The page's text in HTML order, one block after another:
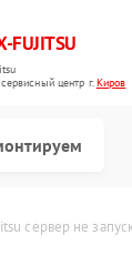
FUJITSU
центр г.Киров
сервер не